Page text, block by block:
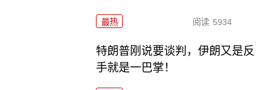
最热 阅读 5934
特朗普刚说要谈判，伊朗又是反
手就是一巴掌！